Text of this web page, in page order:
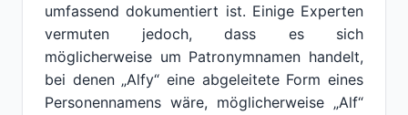
umfassend dokumentiert ist. Einige Experten
vermuten jedoch, dass es sich
möglicherweise um Patronymnamen handelt,
bei denen „Alfy“ eine abgeleitete Form eines
Personennamens wäre, möglicherweise „Alf“